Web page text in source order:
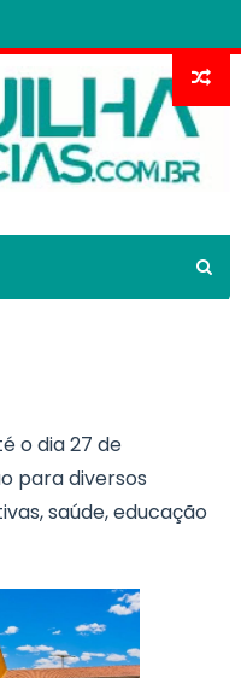
o dia 27 de
para diversos
saúde, educação